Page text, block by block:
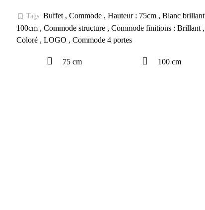
bookmark_border Tags: Buffet , Commode , Hauteur : 75cm , Blanc brillant
100cm , Commode structure , Commode finitions : Brillant ,
Coloré , LOGO , Commode 4 portes
75 cm 100 cm